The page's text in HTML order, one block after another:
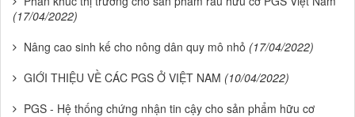
(17/04/2022)
Nâng cao sinh kế cho nông dân quy mô nhỏ (17/04/2022)
GIỚI THIỆU VỀ CÁC PGS Ở VIỆT NAM (10/04/2022)
PGS - Hệ thống chứng nhận tin cậy cho sản phẩm hữu cơ